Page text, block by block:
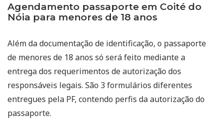
Agendamento passaporte em Coité do
Nóia para menores de 18 anos
Além da documentação de identificação, o passaporte
de menores de 18 anos só será feito mediante a
entrega dos requerimentos de autorização dos
responsáveis legais. São 3 formulários diferentes
entregues pela PF, contendo perfis da autorização do
passaporte.